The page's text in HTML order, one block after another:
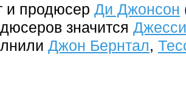
и продюсер Ди Джонсон
значится
Джон Бернтал,